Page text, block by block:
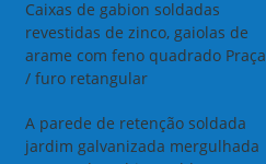
Caixas de gabion soldadas
revestidas de zinco, gaiolas de
arame com feno quadrado Praça
/ furo retangular
A parede de retenção soldada
jardim galvanizada mergulhada